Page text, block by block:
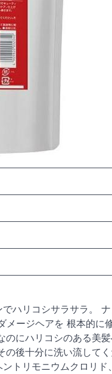
ハリコシサラサラ。
ージヘアを 根本的に
にハリコシのある美
後十分に洗い流して
トリモニウムクロリ